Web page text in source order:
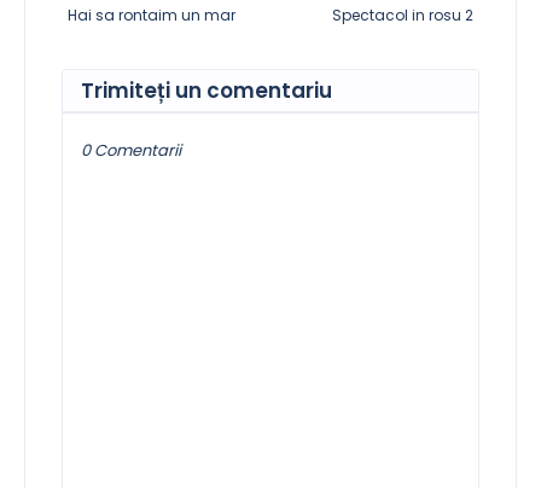
Spectacol in rosu 2
Hai sa rontaim un mar
Trimiteți un comentariu
0 Comentarii